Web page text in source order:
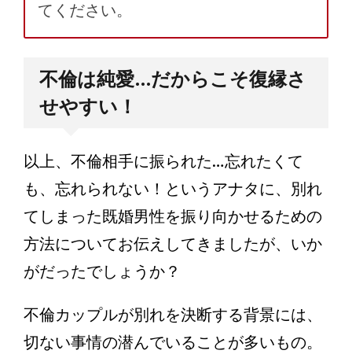
てください。
不倫は純愛…だからこそ復縁さ
せやすい！
以上、不倫相手に振られた…忘れたくて
も、忘れられない！というアナタに、別れ
てしまった既婚男性を振り向かせるための
方法についてお伝えしてきましたが、いか
がだったでしょうか？
不倫カップルが別れを決断する背景には、
切ない事情の潜んでいることが多いもの。